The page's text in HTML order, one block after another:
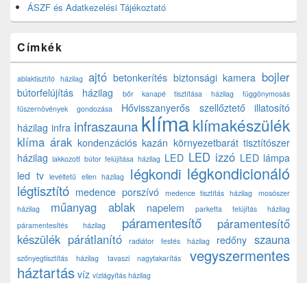
ÁSZF és Adatkezelési Tájékoztató
Címkék
ablaktisztító házilag ajtó betonkerítés biztonsági kamera bojler
bútorfelújítás házilag bőr kanapé tisztítása házilag
függönymosás
fűszernövények gondozása
Hővisszanyerős szellőztető
illatosító
házilag infra infraszauna klímaklímakészülék
klíma árak kondenzációs kazán környezetbarát tisztítószer
házilag lakkozott bútor felújítása házilag LED LED izzó LED lámpa
led tv levéltetű ellen házilag légkondi légkondicionáló
légtisztító medence porszívó medence tisztítás házilag
mosószer
házilag
műanyag ablak napelem
parketta felújítás házilag
páramentesítés házilag
páramentesítő
páramentesítő
készülék párátlanító radiátor festés házilag redőny szauna
szőnyegtisztítás házilag tavaszi nagytakarítás
vegyszermentes
háztartás víz vízlágyítás házilag